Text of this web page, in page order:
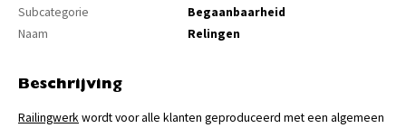
Subcategorie
Begaanbaarheid
Naam
Relingen
Beschrijving
Railingwerkwordt voor alle klanten geproduceerd met een algemeen